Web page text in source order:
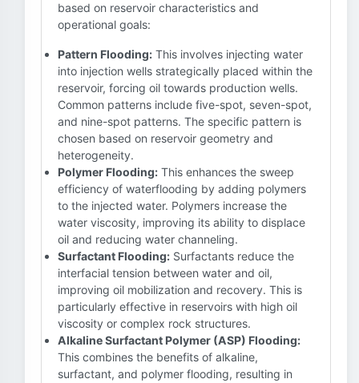
based on reservoir characteristics and
operational goals:
Pattern Flooding: This involves injecting water
into injection wells strategically placed within the
reservoir, forcing oil towards production wells.
Common patterns include five-spot, seven-spot,
and nine-spot patterns. The specific pattern is
chosen based on reservoir geometry and
heterogeneity.
Polymer Flooding: This enhances the sweep
efficiency of waterflooding by adding polymers
to the injected water. Polymers increase the
water viscosity, improving its ability to displace
oil and reducing water channeling.
Surfactant Flooding: Surfactants reduce the
interfacial tension between water and oil,
improving oil mobilization and recovery. This is
particularly effective in reservoirs with high oil
viscosity or complex rock structures.
Alkaline Surfactant Polymer (ASP) Flooding:
This combines the benefits of alkaline,
surfactant, and polymer flooding, resulting in